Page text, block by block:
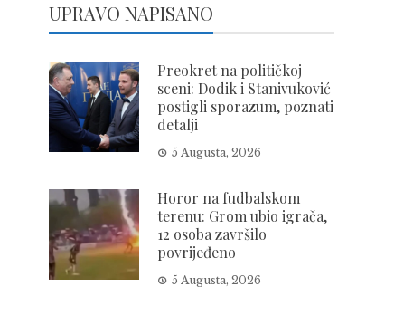
UPRAVO NAPISANO
Preokret na političkoj
sceni: Dodik i Stanivuković
postigli sporazum, poznati
detalji
5 Augusta, 2026
Horor na fudbalskom
terenu: Grom ubio igrača,
12 osoba završilo
povrijeđeno
5 Augusta, 2026